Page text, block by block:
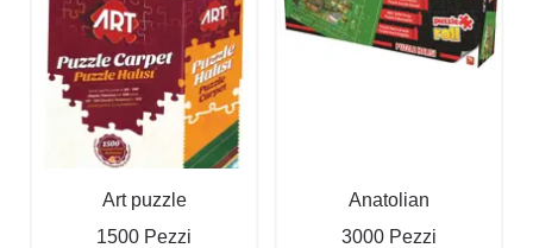
Art puzzle
1500 Pezzi
Anatolian
3000 Pezzi